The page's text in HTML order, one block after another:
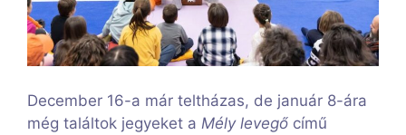
December 16-a már teltházas, de január 8-ára
még találtok jegyeket a Mély levegő című